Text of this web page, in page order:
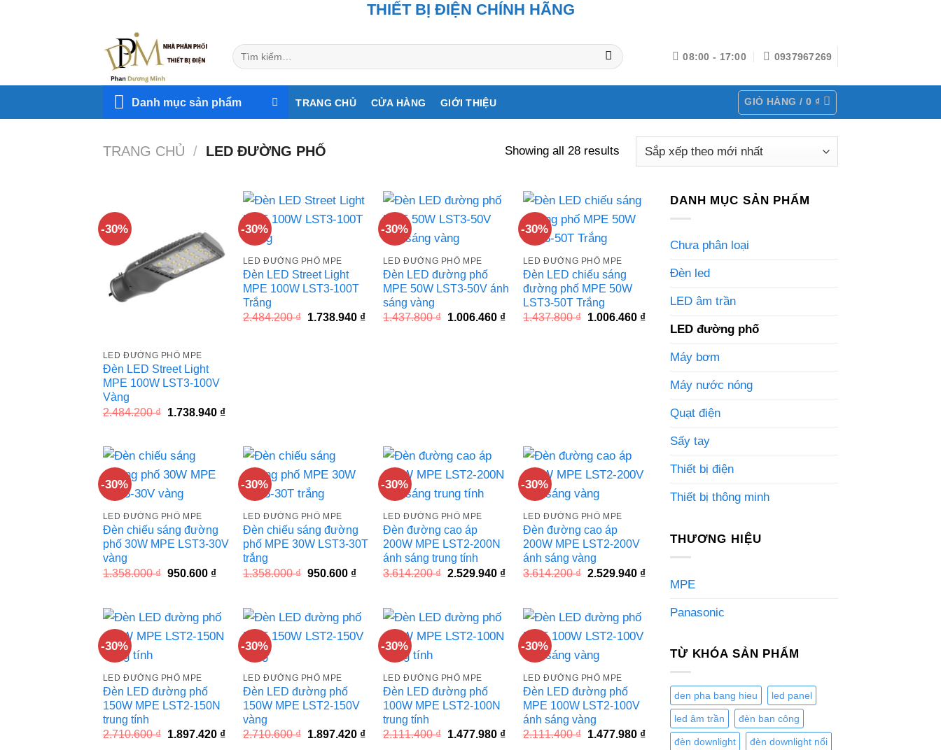
THIẾT BỊ ĐIỆN CHÍNH HÃNG
Tìm
kiếm:
08:00 - 17:00 0937967269
Danh mục sản phẩm TRANG CHỦ CỬA HÀNG GIỚI THIỆU GIỎ HÀNG / 0 ₫
TRANG CHỦ / LED ĐƯỜNG PHỐ Showing all 28 results
-30%
LED ĐƯỜNG PHỐ MPE
Đèn LED Street Light
MPE 100W LST3-100V
Vàng
2.484.200₫
Giá
1.738.940 ₫Giá
1.738.940 ₫.
-30%
LED ĐƯỜNG PHỐ MPE
Đèn LED Street Light
MPE 100W LST3-100T
Trắng
2.484.200₫
Giá
1.738.940 ₫Giá
-30%
LED ĐƯỜNG PHỐ MPE
Đèn LED đường phố
MPE 50W LST3-50V ánh
sáng vàng
1.437.800₫
Giá
1.006.460 ₫Giá
-30%
LED ĐƯỜNG PHỐ MPE
Đèn LED chiếu sáng
đường phố MPE 50W
LST3-50T Trắng
1.437.800₫
Giá
1.006.460 ₫Giá
1.006.460 ₫.
-30%
LED ĐƯỜNG PHỐ MPE
Đèn chiếu sáng đường
phố 30W MPE LST3-30V
vàng
1.358.000₫ Giá
950.600 ₫Giá
950.600 ₫.
-30%
LED ĐƯỜNG PHỐ MPE
Đèn chiếu sáng đường
phố MPE 30W LST3-30T
trắng
1.358.000₫ Giá
950.600 ₫Giá
950.600 ₫.
-30%
LED ĐƯỜNG PHỐ MPE
Đèn đường cao áp
200W MPE LST2-200N
ánh sáng trung tính
3.614.200₫ Giá
2.529.940 ₫Giá
2.529.940 ₫.
-30%
LED ĐƯỜNG PHỐ MPE
Đèn đường cao áp
200W MPE LST2-200V
ánh sáng vàng
3.614.200₫ Giá
2.529.940 ₫Giá
2.529.940 ₫.
-30%
LED ĐƯỜNG PHỐ MPE
Đèn LED đường phố
150W MPE LST2-150N
trung tính
2.710.600₫
Giá
1.897.420 ₫Giá
-30%
LED ĐƯỜNG PHỐ MPE
Đèn LED đường phố
150W MPE LST2-150V
vàng
2.710.600₫
Giá
1.897.420 ₫Giá
-30%
LED ĐƯỜNG PHỐ MPE
Đèn LED đường phố
100W MPE LST2-100N
trung tính
2.111.400₫
Giá
1.477.980 ₫Giá
-30%
LED ĐƯỜNG PHỐ MPE
Đèn LED đường phố
MPE 100W LST2-100V
ánh sáng vàng
2.111.400₫
Giá
1.477.980 ₫Giá
DANH MỤC SẢN PHẨM
Chưa phân loại
Đèn led
LED âm trần
LED đường phố
Máy bơm
Máy nước nóng
Quạt điện
Sấy tay
Thiết bị điện
Thiết bị thông minh
THƯƠNG HIỆU
MPE
Panasonic
TỪ KHÓA SẢN PHẨM
den pha bang hieu led panel
led âm trần đèn ban công
đèn downlight đèn downlight nổi